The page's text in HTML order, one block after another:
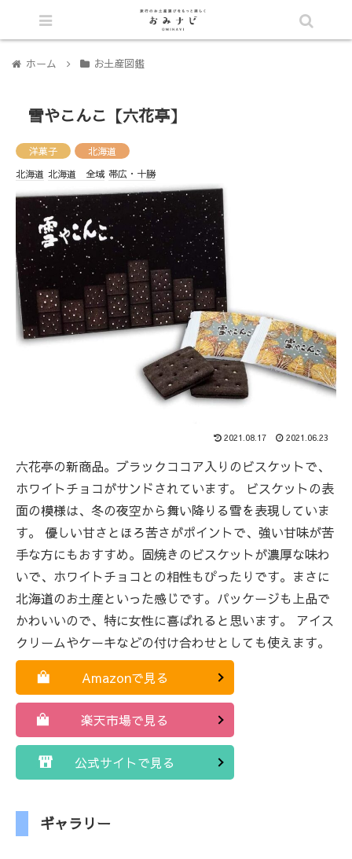
ホーム お土産図鑑
雪やこんこ【六花亭】
洋菓子
北海道
北海道 北海道 全域 帯広・十勝
2021.08.17 2021.06.23
六花亭の新商品。ブラックココア入りのビスケットで、
ホワイトチョコがサンドされています。 ビスケットの表
面の模様は、冬の夜空から舞い降りる雪を表現していま
す。 優しい甘さとほろ苦さがポイントで、強い甘味が苦
手な方にもおすすめ。固焼きのビスケットが濃厚な味わ
いで、ホワイトチョコとの相性もぴったりです。まさに
北海道のお土産といった感じです。パッケージも上品で
かわいいので、特に女性に喜ばれると思います。 アイス
クリームやケーキなどの付け合わせとしても使えます。
Amazonで見る
楽天市場で見る
公式サイトで見る
ギャラリー
シェア